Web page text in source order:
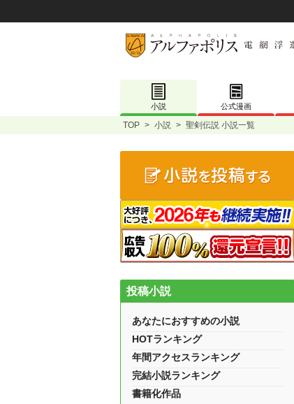
小説 公式漫画
TOP > 小説 > 聖剣伝説 小説一覧
投稿小説
あなたにおすすめの小説
HOTランキング
年間アクセスランキング
完結小説ランキング
書籍化作品